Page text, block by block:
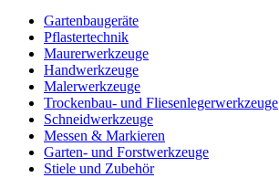
Gartenbaugeräte
Pflastertechnik
Maurerwerkzeuge
Handwerkzeuge
Malerwerkzeuge
Trockenbau- und Fliesenlegerwerkzeuge
Schneidwerkzeuge
Messen & Markieren
Garten- und Forstwerkzeuge
Stiele und Zubehör